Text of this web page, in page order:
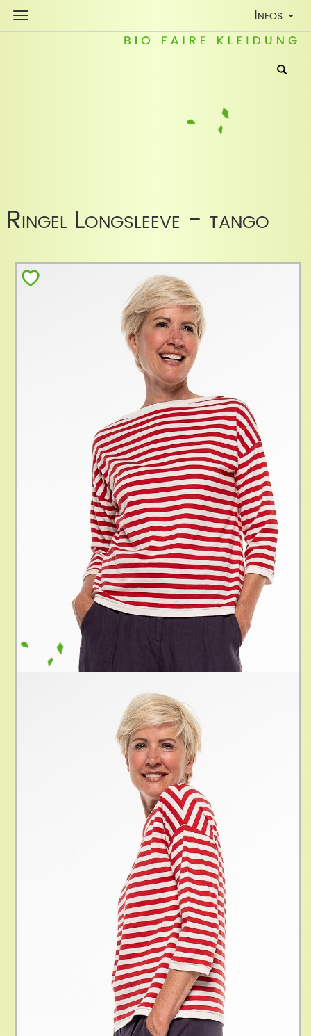
Toggle
Infos
Ringel Longsleeve - tango